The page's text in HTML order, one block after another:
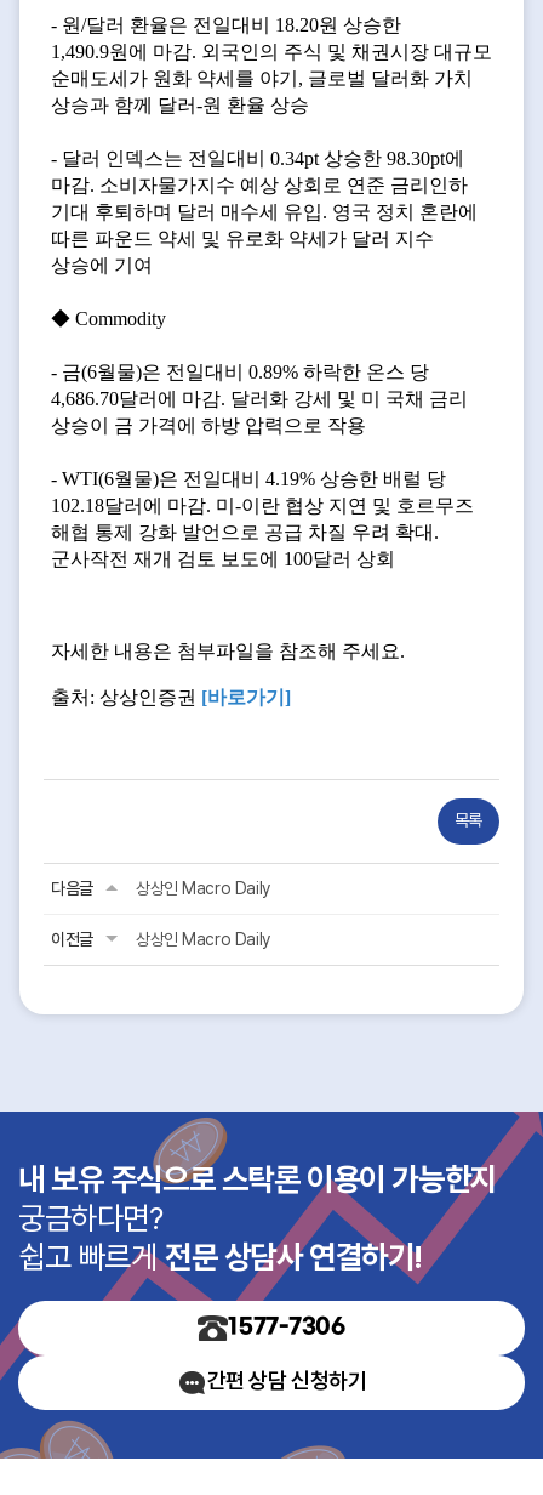
- 원/달러 환율은 전일대비 18.20원 상승한
1,490.9원에 마감. 외국인의 주식 및 채권시장 대규모
순매도세가 원화 약세를 야기, 글로벌 달러화 가치
상승과 함께 달러-원 환율 상승
- 달러 인덱스는 전일대비 0.34pt 상승한 98.30pt에
마감. 소비자물가지수 예상 상회로 연준 금리인하
기대 후퇴하며 달러 매수세 유입. 영국 정치 혼란에
따른 파운드 약세 및 유로화 약세가 달러 지수
상승에 기여
◆ Commodity
- 금(6월물)은 전일대비 0.89% 하락한 온스 당
4,686.70달러에 마감. 달러화 강세 및 미 국채 금리
상승이 금 가격에 하방 압력으로 작용
- WTI(6월물)은 전일대비 4.19% 상승한 배럴 당
102.18달러에 마감. 미-이란 협상 지연 및 호르무즈
해협 통제 강화 발언으로 공급 차질 우려 확대.
군사작전 재개 검토 보도에 100달러 상회
자세한 내용은 첨부파일을 참조해 주세요.
출처: 상상인증권 [바로가기 ]
목록
다음글 상상인 Macro Daily
이전글 상상인 Macro Daily
내 보유 주식으로 스탁론 이용이 가능한지
궁금하다면?
쉽고 빠르게전문 상담사 연결하기!
1577-7306
간편 상담 신청하기